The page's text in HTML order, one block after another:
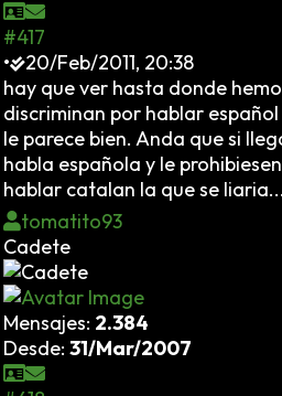
#417
•
20/Feb/2011, 20:38
hay que ver hasta donde
discriminan por hablar
le parece bien. Anda que si
habla española y le
hablar catalan la que se liaria...
tomatito93
Cadete
Mensajes: 2.384
Desde: 31/Mar/2007